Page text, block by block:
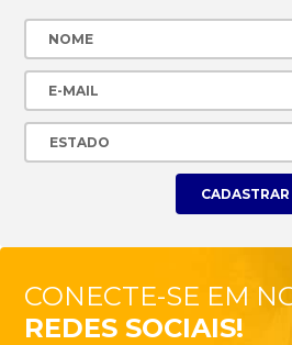
CONECTE-SE EM
REDES SOCIAIS!